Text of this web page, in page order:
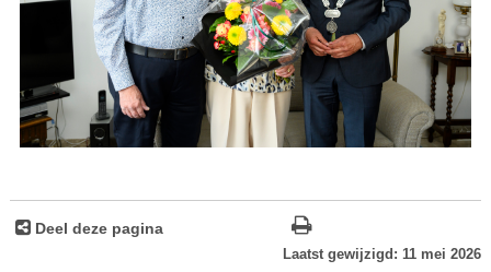
Deel deze pagina
Laatst gewijzigd: 11 mei 2026